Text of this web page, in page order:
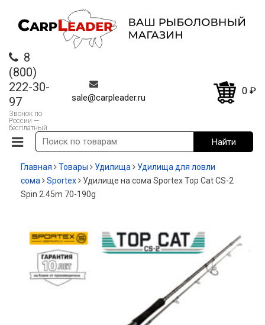
8
(800)
222-30-
97
Звонок по
России —
бесплатный
sale@carpleader.ru
0 ₽
Главная Товары Удилища
Удилища для ловли
сома
Sportex
Удилище на сома Sportex Top Cat CS-2
Spin 2.45m 70-190g